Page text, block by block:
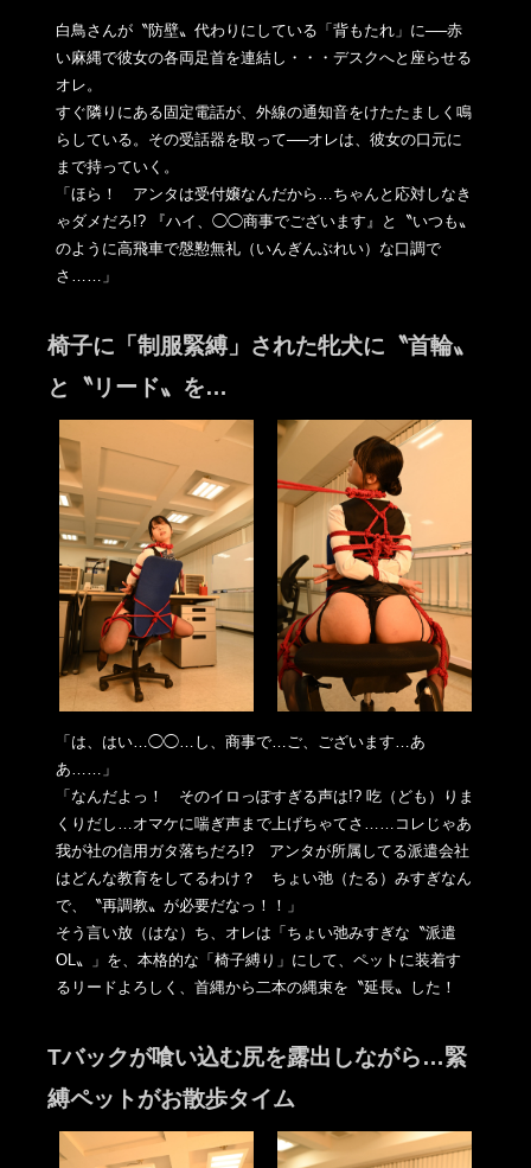
白鳥さんが〝防壁〟代わりにしている「背もたれ」に──赤
い麻縄で彼女の各両足首を連結し・・・デスクへと座らせる
オレ。
すぐ隣りにある固定電話が、外線の通知音をけたたましく鳴
らしている。その受話器を取って──オレは、彼女の口元に
まで持っていく。
「ほら！ アンタは受付嬢なんだから…ちゃんと応対しなき
ゃダメだろ!? 『ハイ、◯◯商事でございます』と〝いつも〟
のように高飛車で慇懃無礼（いんぎんぶれい）な口調で
さ……」
椅子に「制服緊縛」された牝犬に〝首輪〟
と〝リード〟を…
「は、はい…◯◯…し、商事で…ご、ございます…あ
あ……」
「なんだよっ！ そのイロっぽすぎる声は!? 吃（ども）りま
くりだし…オマケに喘ぎ声まで上げちゃてさ……コ レじゃあ
我が社の信用ガタ落ちだろ!? アンタが所属してる派遣会社
はどんな教育をしてるわけ？ ちょい弛（たる）みすぎなん
で、〝再調教〟が必要だなっ！！」
そう言い放（はな）ち、オレは「ちょい弛みすぎな〝派遣
OL〟」 を、本格的な「椅子縛り」にして、ペットに装着す
るリードよろし く、首縄から二本の縄束を〝延長〟した！
Tバックが喰い込む尻を露出しながら…緊
縛ペットがお散歩タイム